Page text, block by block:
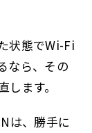
状態でWi-Fi
なら、その
ます。
は、勝手に